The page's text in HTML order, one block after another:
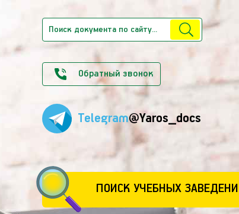
Обратный звонок
Telegram@Yaros_docs
ПОИСК УЧЕБНЫХ